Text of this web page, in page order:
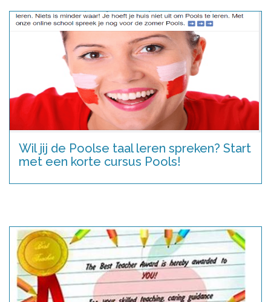
Wil jij de Poolse taal leren spreken? Start
met een korte cursus Pools!